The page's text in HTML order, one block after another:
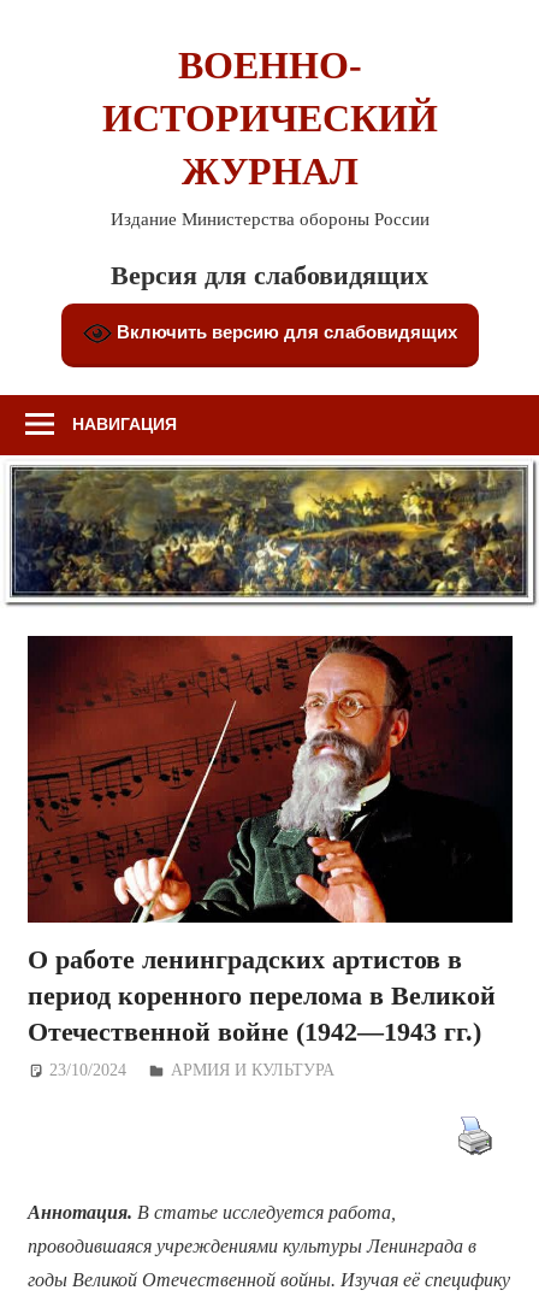
ВОЕННО-
ИСТОРИЧЕСКИЙ
ЖУРНАЛ
Издание Министерства обороны России
Версия для слабовидящих
Включить версию для слабовидящих
НАВИГАЦИЯ
О работе ленинградских артистов в
период коренного перелома в Великой
Отечественной войне (1942—1943 гг.)
23/10/2024 Дежурный по Редакции
АРМИЯ И КУЛЬТУРА
Аннотация. В статье исследуется работа,
проводившаяся учреждениями культуры Ленинграда в
годы Великой Отечественной войны. Изучая её специфику